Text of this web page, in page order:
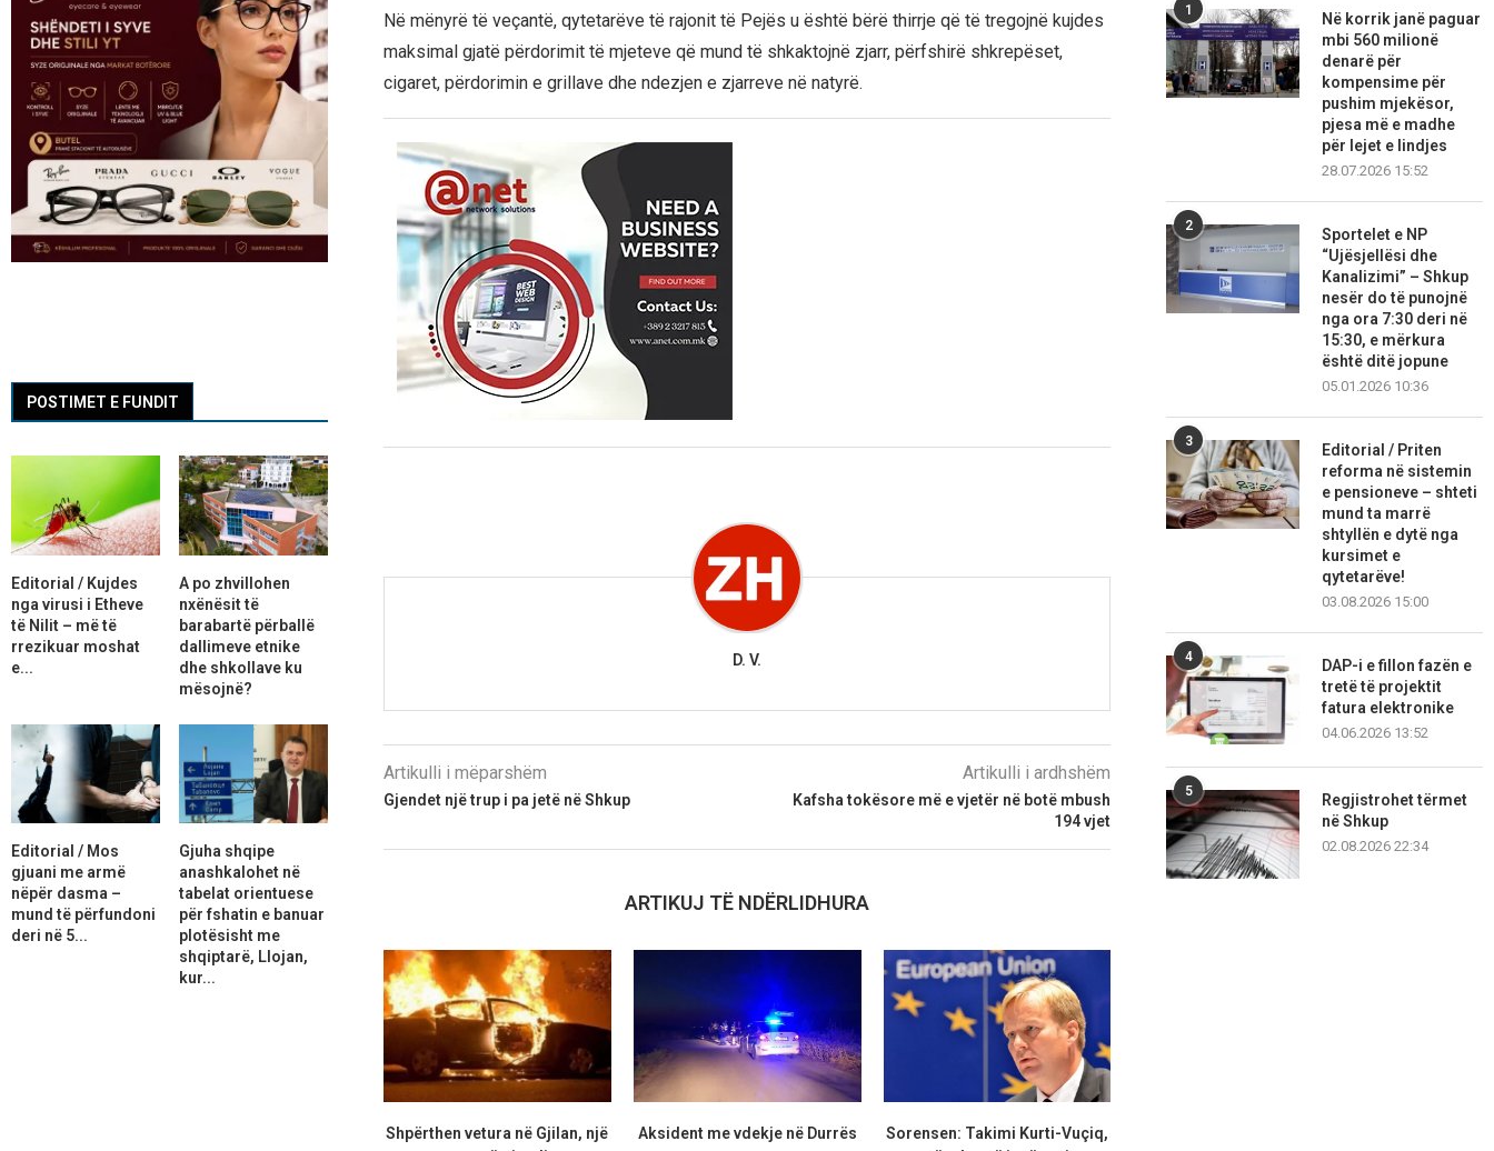
Në mënyrë të veçantë, qytetarëve të rajonit të Pejës u është bërë thirrje që të tregojnë kujdes
maksimal gjatë përdorimit të mjeteve që mund të shkaktojnë zjarr, përfshirë shkrepëset,
cigaret, përdorimin e grillave dhe ndezjen e zjarreve në natyrë.
D. V.
Artikulli i mëparshëm
Gjendet një trup i pa jetë në Shkup
Artikulli i ardhshëm
Kafsha tokësore më e vjetër në botë mbush
194 vjet
ARTIKUJ TË NDËRLIDHURA
Shpërthen vetura në Gjilan, një
Aksident me vdekje në Durrës
Sorensen: Takimi Kurti-Vuçiq,
1
Në korrik janë paguar
mbi 560 milionë
denarë për
kompensime për
pushim mjekësor,
pjesa më e madhe
për lejet e lindjes
28.07.2026 15:52
2
Sportelet e NP
“Ujësjellësi dhe
Kanalizimi” – Shkup
nesër do të punojnë
nga ora 7:30 deri në
15:30, e mërkura
është ditë jopune
05.01.2026 10:36
3
Editorial / Priten
reforma në sistemin
e pensioneve – shteti
mund ta marrë
shtyllën e dytë nga
kursimet e
qytetarëve!
03.08.2026 15:00
4
DAP-i e fillon fazën e
tretë të projektit
fatura elektronike
04.06.2026 13:52
5
Regjistrohet tërmet
në Shkup
02.08.2026 22:34
POSTIMET E FUNDIT
Editorial / Kujdes
nga virusi i Etheve
të Nilit – më të
rrezikuar moshat
e...
A po zhvillohen
nxënësit të
barabartë përballë
dallimeve etnike
dhe shkollave ku
mësojnë?
Editorial / Mos
gjuani me armë
nëpër dasma –
mund të përfundoni
deri në 5...
Gjuha shqipe
anashkalohet në
tabelat orientuese
për fshatin e banuar
plotësisht me
shqiptarë, Llojan,
kur...